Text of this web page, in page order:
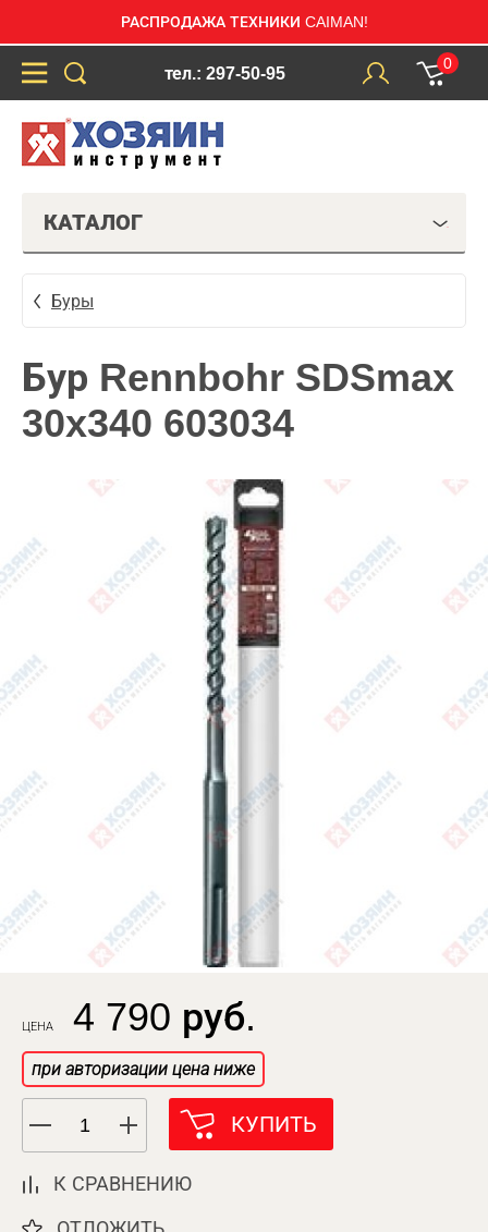
РАСПРОДАЖА ТЕХНИКИ CAIMAN!
тел.: 297-50-95
0
КАТАЛОГ
Буры
Бур Rennbohr SDSmax
30x340 603034
ЦЕНА 4 790 руб.
при авторизации цена ниже
КУПИТЬ
К СРАВНЕНИЮ